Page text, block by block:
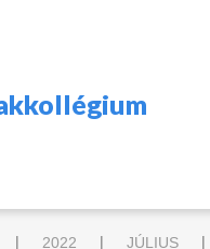
| 2022 | JÚLIUS |